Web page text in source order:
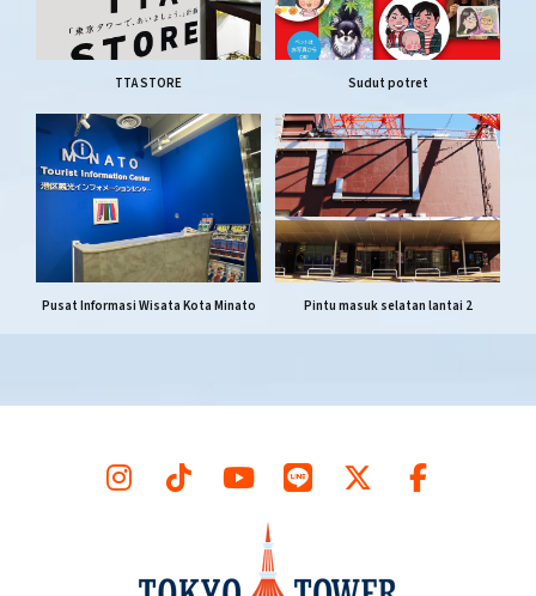
TTA STORE Sudut potret
Pusat Informasi Wisata Kota Minato Pintu masuk selatan lantai 2